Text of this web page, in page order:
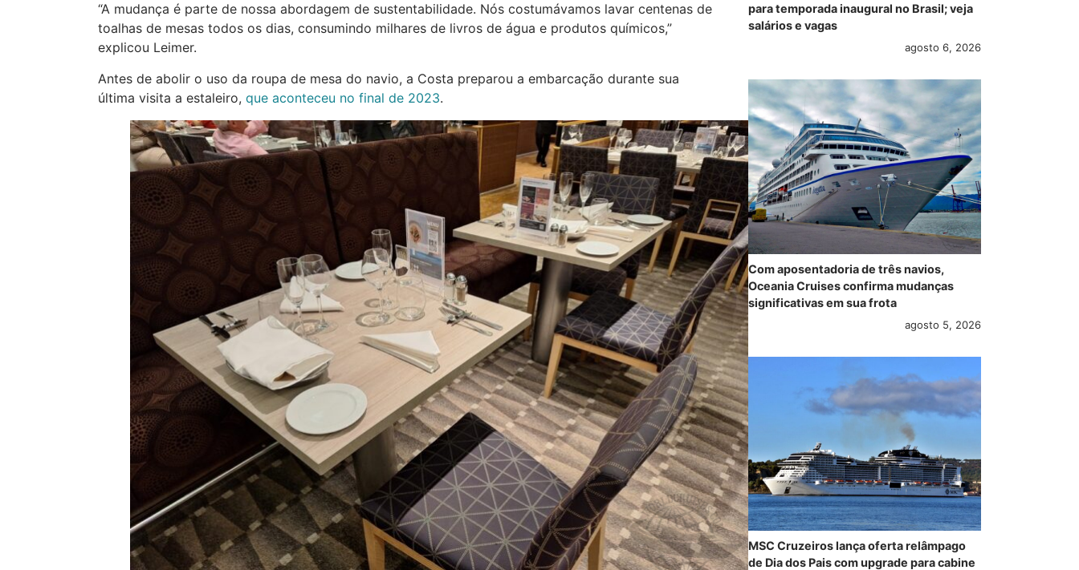
“A mudança é parte de nossa abordagem de sustentabilidade. Nós costumávamos lavar centenas de
toalhas de mesas todos os dias, consumindo milhares de livros de água e produtos químicos,”
explicou Leimer.
Antes de abolir o uso da roupa de mesa do navio, a Costa preparou a embarcação durante sua
última visita a estaleiro, que aconteceu no final de 2023.
para temporada inaugural no Brasil; veja
salários e vagas
agosto 6, 2026
Com aposentadoria de três navios,
Oceania Cruises confirma mudanças
significativas em sua frota
agosto 5, 2026
MSC Cruzeiros lança oferta relâmpago
de Dia dos Pais com upgrade para cabine